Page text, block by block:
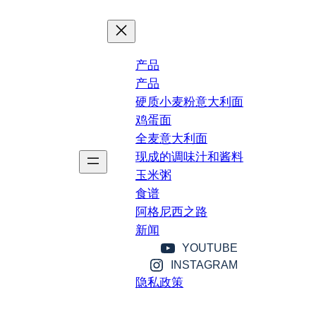
产品
产品
硬质小麦粉意大利面
鸡蛋面
全麦意大利面
现成的调味汁和酱料
玉米粥
食谱
阿格尼西之路
新闻
YOUTUBE
INSTAGRAM
隐私政策